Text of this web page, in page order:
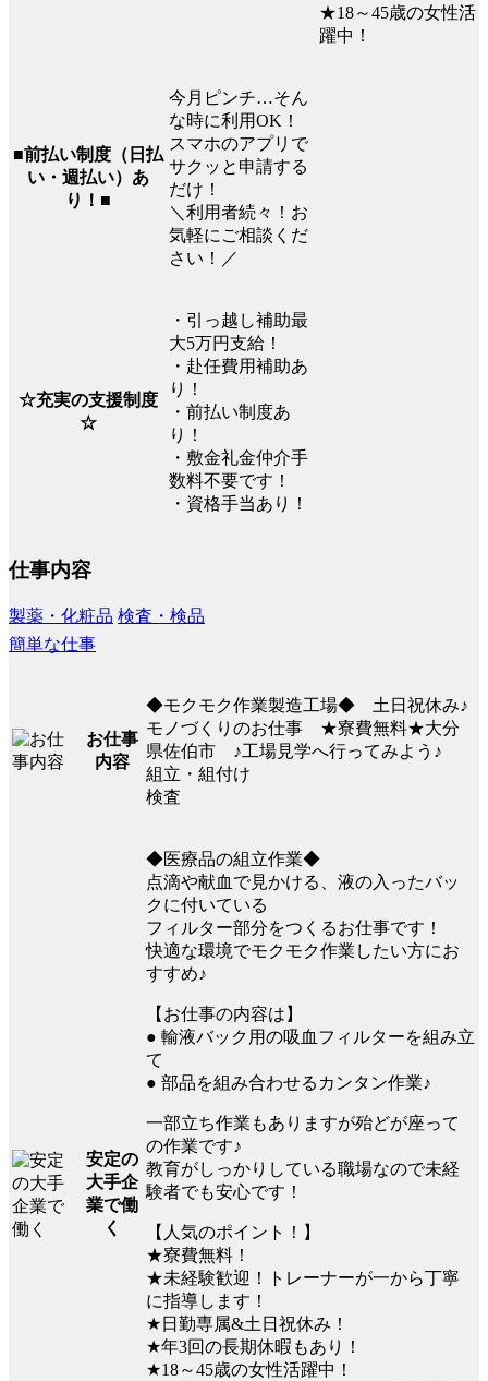
★18～45歳の女性活
躍中！
■前払い制度（日払
い・週払い）あ
り！■
今月ピンチ…そん
な時に利用OK！
スマホのアプリで
サクッと申請する
だけ！
＼利用者続々！お
気軽にご相談くだ
さい！／
☆充実の支援制度
☆
・引っ越し補助最
大5万円支給！
・赴任費用補助あ
り！
・前払い制度あ
り！
・敷金礼金仲介手
数料不要です！
・資格手当あり！
仕事内容
製薬・化粧品 検査・検品
簡単な仕事
お仕事
内容
◆モクモク作業製造工場◆ 土日祝休み♪
モノづくりのお仕事 ★寮費無料★大分
県佐伯市 ♪工場見学へ行ってみよう♪
組立・組付け
検査
安定の
大手企
業で働
く
◆医療品の組立作業◆
点滴や献血で見かける、液の入ったバッ
クに付いている
フィルター部分をつくるお仕事です！
快適な環境でモクモク作業したい方にお
すすめ♪
【お仕事の内容は】
● 輸液バック用の吸血フィルターを組み立
て
● 部品を組み合わせるカンタン作業♪
一部立ち作業もありますが殆どが座って
の作業です♪
教育がしっかりしている職場なので未経
験者でも安心です！
【人気のポイント！】
★寮費無料！
★未経験歓迎！トレーナーが一から丁寧
に指導します！
★日勤専属&土日祝休み！
★年3回の長期休暇もあり！
★18～45歳の女性活躍中！